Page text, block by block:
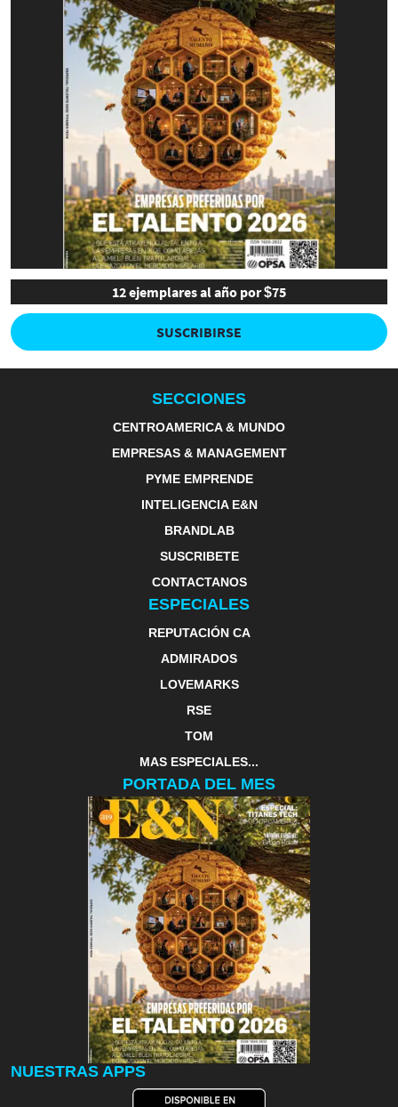
12 ejemplares al año por $75
SUSCRIBIRSE
SECCIONES
CENTROAMERICA & MUNDO
EMPRESAS & MANAGEMENT
PYME EMPRENDE
INTELIGENCIA E&N
BRANDLAB
SUSCRIBETE
CONTACTANOS
ESPECIALES
REPUTACIÓN CA
ADMIRADOS
LOVEMARKS
RSE
TOM
MAS ESPECIALES...
PORTADA DEL MES
NUESTRAS APPS